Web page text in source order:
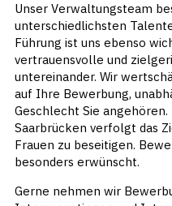
Unser Verwaltungsteam
unterschiedlichsten
Führung ist uns ebenso
vertrauensvolle und
untereinander. Wir
auf Ihre Bewerbung,
Geschlecht Sie angehören.
Saarbrücken verfolgt das
Frauen zu beseitigen.
besonders erwünscht.
Gerne nehmen wir